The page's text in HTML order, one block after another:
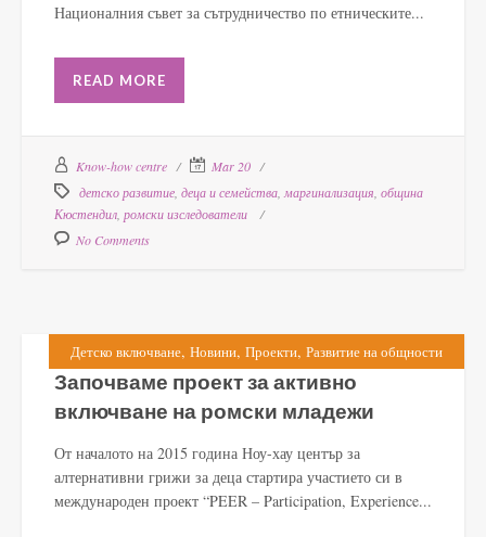
Националния съвет за сътрудничество по етническите...
READ MORE
Know-how centre
Mar 20
детско развитие деца и семейства маргинализация община
Кюстендил ромски изследователи
No Comments
Детско включване, Новини, Проекти, Развитие на общности
Започваме проект за активно
включване на ромски младежи
От началото на 2015 година Ноу-хау център за
алтернативни грижи за деца стартира участието си в
международен проект “PEER – Participation, Experience...